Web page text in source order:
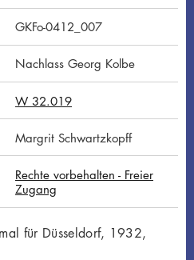
GKFo-0412_007
Nachlass Georg Kolbe
W 32.019
Margrit Schwartzkopff
Rechte vorbehalten - Freier
Zugang
für Düsseldorf, 1932,